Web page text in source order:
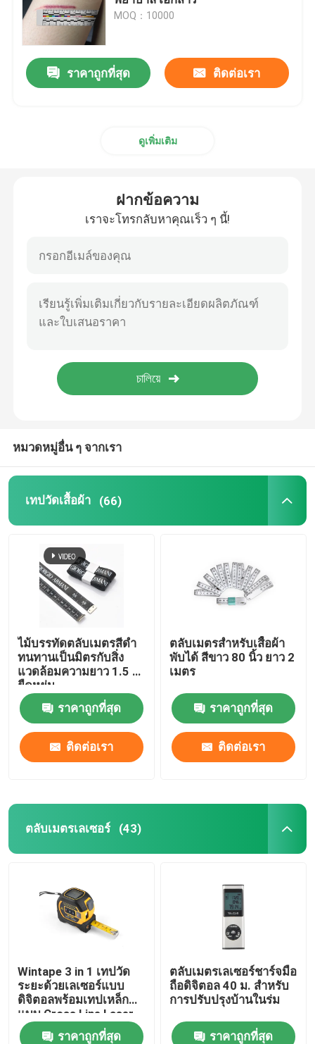
เทปวัดเส้นผ่านศูนย์กลาง
ตลับเมตรน้ำหนักสัตว์
เทปวัดรอบต้นแขนกลาง
ตลับเมตรกระดาษ
ตลับเมตรเหล็ก
ล้อวัดระยะทาง
ส่วนประกอบเทปวัด
MOQ：10000
ราคาถูกที่สุด ติดต่อเรา
ดูเพิ่มเติม
ฝากข้อความ
เราจะโทรกลับหาคุณเร็ว ๆ นี้!
หมวดหมู่อื่น ๆ จากเรา
เทปวัดเสื้อผ้า (66)
ไม้บรรทัดตลับเมตรสีดำ
ทนทานเป็นมิตรกับสิ่ง
แวดล้อมความยาว 1.5 ม.
ยืดหยุ่น
ราคาถูกที่สุด
ติดต่อเรา
ตลับเมตรสำหรับเสื้อผ้า
พับได้ สีขาว 80 นิ้ว ยาว 2
เมตร
ราคาถูกที่สุด
ติดต่อเรา
ตลับเมตรเลเซอร์ (43)
Wintape 3 in 1 เทปวัด
ระยะด้วยเลเซอร์แบบ
ดิจิตอลพร้อมเทปเหล็ก
แบบ Cross Line Laser
ราคาถูกที่สุด
ตลับเมตรเลเซอร์ชาร์จมือ
ถือดิจิตอล 40 ม. สำหรับ
การปรับปรุงบ้านในร่ม
ราคาถูกที่สุด